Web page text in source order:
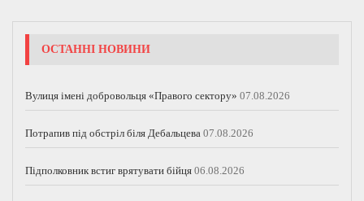
ОСТАННІ НОВИНИ
Вулиця імені добровольця «Правого сектору» 07.08.2026
Потрапив під обстріл біля Дебальцева 07.08.2026
Підполковник встиг врятувати бійця 06.08.2026